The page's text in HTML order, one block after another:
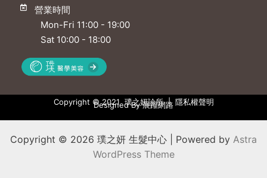
營業時間
Mon-Fri 11:00 - 19:00
Sat 10:00 - 18:00
Copyright © 2021 璞之妍診所 | 隱私權聲明
Designed By 展躍網路
Copyright © 2026 璞之妍 生髮中心 | Powered by Astra
WordPress Theme